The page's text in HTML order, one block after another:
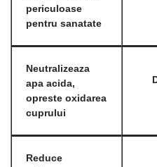
periculoase
pentru sanatate
Neutralizeaza
apa acida,
opreste oxidarea
cuprului
Reduce